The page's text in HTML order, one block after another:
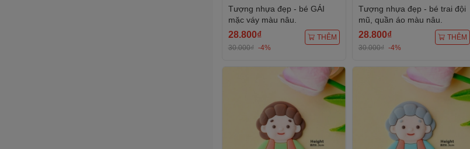
Tượng nhựa đẹp - bé GÁI
mặc váy màu nâu.
28.800₫
30.000₫ -4%
THÊM
Tượng nhựa đẹp - bé trai đội
mũ, quần áo màu nâu.
28.800₫
30.000₫ -4%
THÊM